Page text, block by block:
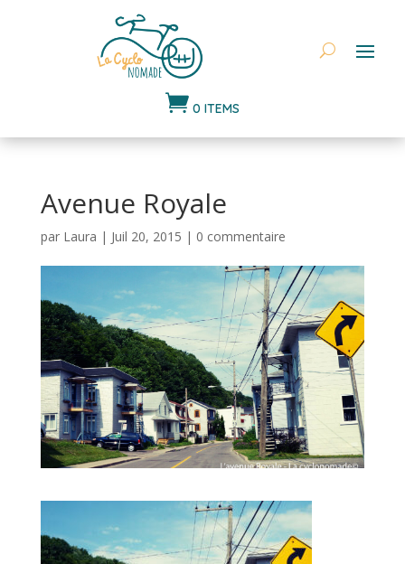
 0 ITEMS
Avenue Royale
par Laura | Juil 20, 2015 | 0 commentaire